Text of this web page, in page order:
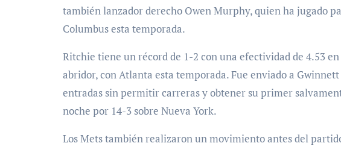
también lanzador derecho Owen Murphy, quien ha jugado
Columbus esta temporada.
Ritchie tiene un récord de 1-2 con una efectividad de 4.53
abridor, con Atlanta esta temporada. Fue enviado a
entradas sin permitir carreras y obtener su primer
noche por 14-3 sobre Nueva York.
Los Mets también realizaron un movimiento antes del